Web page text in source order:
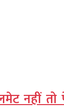
नहीं तो